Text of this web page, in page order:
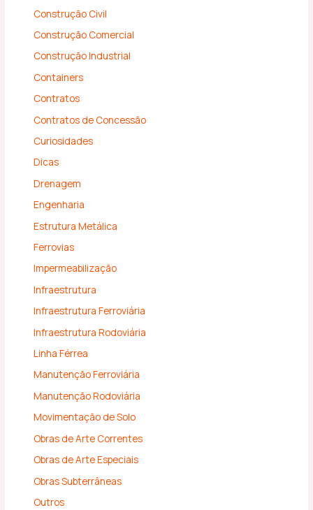
Construção Civil
Construção Comercial
Construção Industrial
Containers
Contratos
Contratos de Concessão
Curiosidades
Dicas
Drenagem
Engenharia
Estrutura Metálica
Ferrovias
Impermeabilização
Infraestrutura
Infraestrutura Ferroviária
Infraestrutura Rodoviária
Linha Férrea
Manutenção Ferroviária
Manutenção Rodoviária
Movimentação de Solo
Obras de Arte Correntes
Obras de Arte Especiais
Obras Subterrâneas
Outros